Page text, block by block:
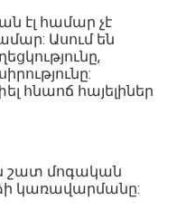
էլ համար չէ
Ասում են
հնաոճ հայելիներ
շատ մոգական
կառավարմանը: